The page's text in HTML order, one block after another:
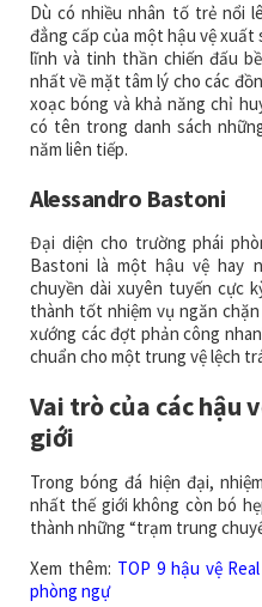
Dù có nhiều nhân tố trẻ nổi
đẳng cấp của một hậu vệ
lĩnh và tinh thần chiến đấu
nhất về mặt tâm lý cho các
xoạc bóng và khả năng chỉ
có tên trong danh sách
năm liên tiếp.
Alessandro Bastoni
Đại diện cho trường phái
Bastoni là một hậu vệ hay
chuyền dài xuyên tuyến cực
thành tốt nhiệm vụ ngăn
xướng các đợt phản công
chuẩn cho một trung vệ lệch
Vai trò của các hậu
giới
Trong bóng đá hiện đại,
nhất thế giới không còn bó
thành những “trạm trung
Xem thêm: TOP 9 hậu vệ
phòng ngự